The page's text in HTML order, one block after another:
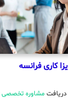
کاری فرانسه
دریافت مشاوره تخصصی